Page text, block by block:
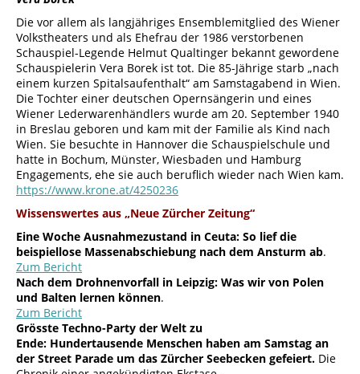
Die vor allem als langjähriges Ensemblemitglied des Wiener
Volkstheaters und als Ehefrau der 1986 verstorbenen
Schauspiel-Legende Helmut Qualtinger bekannt gewordene
Schauspielerin Vera Borek ist tot. Die 85-Jährige starb „nach
einem kurzen Spitalsaufenthalt“ am Samstagabend in Wien.
Die Tochter einer deutschen Opernsängerin und eines
Wiener Lederwarenhändlers wurde am 20. September 1940
in Breslau geboren und kam mit der Familie als Kind nach
Wien. Sie besuchte in Hannover die Schauspielschule und
hatte in Bochum, Münster, Wiesbaden und Hamburg
Engagements, ehe sie auch beruflich wieder nach Wien kam.
https://www.krone.at/4250236
Wissenswertes aus „Neue Zürcher Zeitung“
Eine Woche Ausnahmezustand in Ceuta: So lief die
beispiellose Massenabschiebung nach dem Ansturm ab.
Zum Bericht
Nach dem Drohnenvorfall in Leipzig: Was wir von Polen
und Balten lernen können.
Zum Bericht
Grösste Techno-Party der Welt zu
Ende: Hundertausende Menschen haben am Samstag an
der Street Parade um das Zürcher Seebecken gefeiert. Die